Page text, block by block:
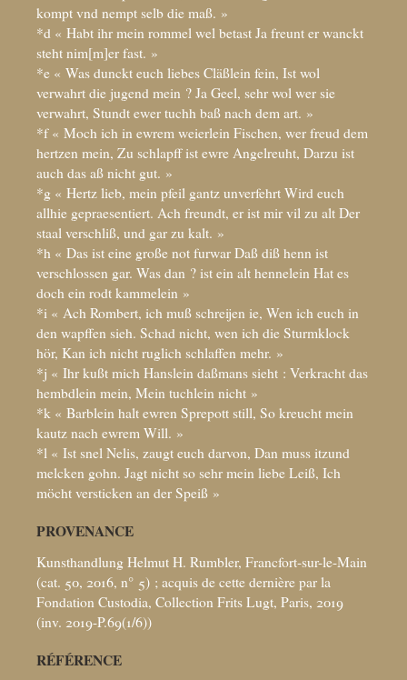
kompt vnd nempt selb die maß. »
*d « Habt ihr mein rommel wel betast Ja freunt er wanckt
steht nim[m]er fast. »
*e « Was dunckt euch liebes Cläßlein fein, Ist wol
verwahrt die jugend mein ? Ja Geel, sehr wol wer sie
verwahrt, Stundt ewer tuchh baß nach dem art. »
*f « Moch ich in ewrem weierlein Fischen, wer freud dem
hertzen mein, Zu schlapff ist ewre Angelreuht, Darzu ist
auch das aß nicht gut. »
*g « Hertz lieb, mein pfeil gantz unverfehrt Wird euch
allhie gepraesentiert. Ach freundt, er ist mir vil zu alt Der
staal verschliß, und gar zu kalt. »
*h « Das ist eine große not furwar Daß diß henn ist
verschlossen gar. Was dan ? ist ein alt hennelein Hat es
doch ein rodt kammelein »
*i « Ach Rombert, ich muß schreijen ie, Wen ich euch in
den wapffen sieh. Schad nicht, wen ich die Sturmklock
hör, Kan ich nicht ruglich schlaffen mehr. »
*j « Ihr kußt mich Hanslein daßmans sieht : Verkracht das
hembdlein mein, Mein tuchlein nicht »
*k « Barblein halt ewren Sprepott still, So kreucht mein
kautz nach ewrem Will. »
*l « Ist snel Nelis, zaugt euch darvon, Dan muss itzund
melcken gohn. Jagt nicht so sehr mein liebe Leiß, Ich
möcht versticken an der Speiß »
PROVENANCE
Kunsthandlung Helmut H. Rumbler, Francfort-sur-le-Main
(cat. 50, 2016, n° 5) ; acquis de cette dernière par la
Fondation Custodia, Collection Frits Lugt, Paris, 2019
(inv. 2019-P.69(1/6))
RÉFÉRENCE